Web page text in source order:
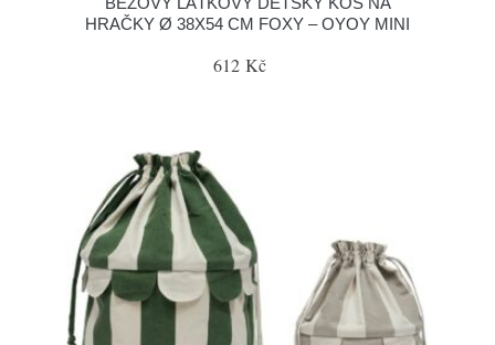
HRAČKY Ø 38X54 CM FOXY – OYOY MINI
612 Kč